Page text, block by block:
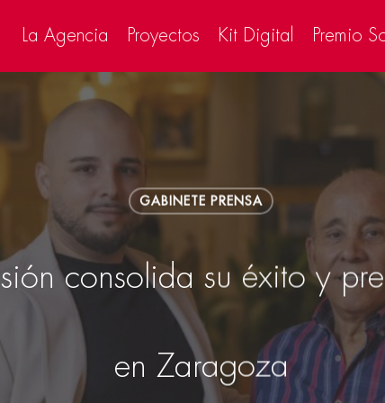
La Agencia Proyectos Kit Digital Premio
GABINETE PRENSA
consolida su éxito y
en Zaragoza